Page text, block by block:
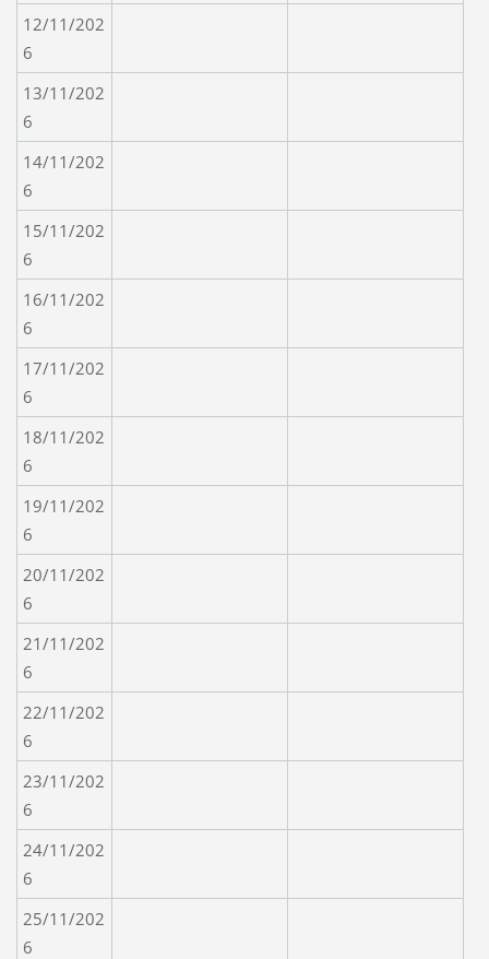
12/11/202
6
13/11/202
6
14/11/202
6
15/11/202
6
16/11/202
6
17/11/202
6
18/11/202
6
19/11/202
6
20/11/202
6
21/11/202
6
22/11/202
6
23/11/202
6
24/11/202
6
25/11/202
6